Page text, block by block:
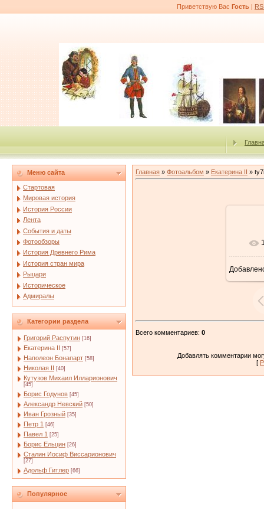
Приветствую Вас Гость |
Меню сайта
Стартовая
Мировая история
История России
Лента
События и даты
Фотообзоры
История Древнего Рима
История стран мира
Рыцари
Историческое
Адмиралы
Категории раздела
Григорий Распутин [16]
Екатерина II [57]
Наполеон Бонапарт [58]
Николая II [40]
Кутузов Михаил Илларионович
[45]
Борис Годунов [45]
Александр Невский [50]
Иван Грозный [35]
Петр 1 [46]
Павел 1 [25]
Борис Ельцин [26]
Сталин Иосиф Виссарионович
[27]
Адольф Гитлер [66]
Популярное
Главная » Фотоальбом » Екатерина II »
Всего комментариев: 0
Добавлять комментарии
[